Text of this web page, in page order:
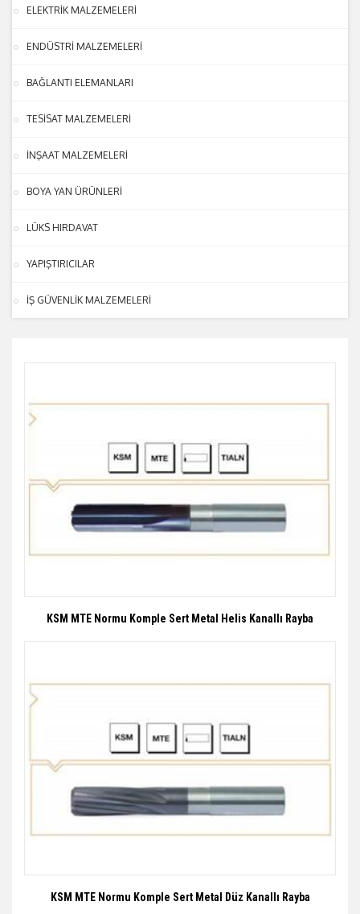
ELEKTRİK MALZEMELERİ
ENDÜSTRİ MALZEMELERİ
BAĞLANTI ELEMANLARI
TESİSAT MALZEMELERİ
İNŞAAT MALZEMELERİ
BOYA YAN ÜRÜNLERİ
LÜKS HIRDAVAT
YAPIŞTIRICILAR
İŞ GÜVENLİK MALZEMELERİ
KSM MTE Normu Komple Sert Metal Helis Kanallı Rayba
KSM MTE Normu Komple Sert Metal Düz Kanallı Rayba